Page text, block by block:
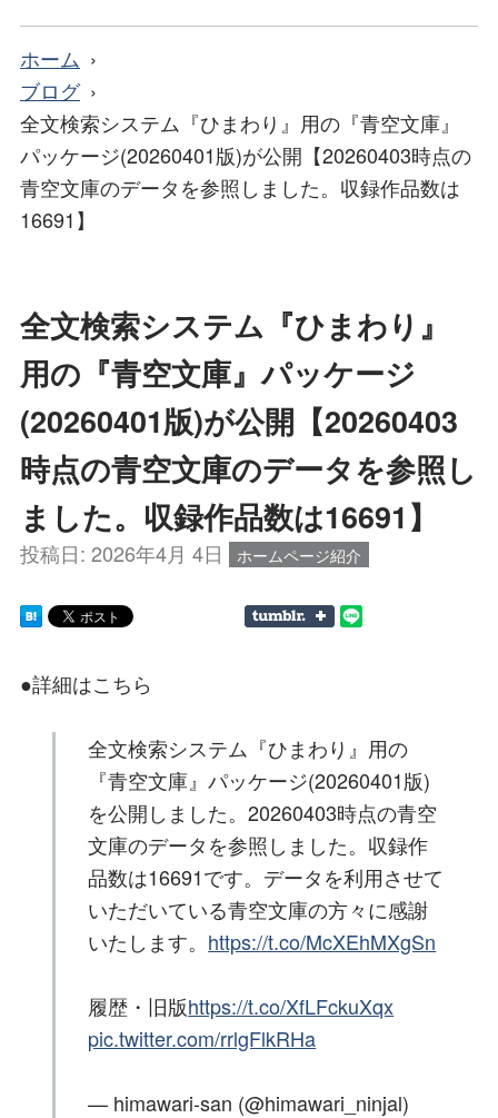
ホーム
ブログ
全文検索システム『ひまわり』用の『青空文庫』
パッケージ(20260401版)が公開【20260403時点の
青空文庫のデータを参照しました。収録作品数は
16691】
全文検索システム『ひまわり』
用の『青空文庫』パッケージ
(20260401版)が公開【20260403
時点の青空文庫のデータを参照し
ました。収録作品数は16691】
投稿日: 2026年4月 4日 ホームページ紹介
●詳細はこちら
全文検索システム『ひまわり』用の
『青空文庫』パッケージ(20260401版)
を公開しました。20260403時点の青空
文庫のデータを参照しました。収録作
品数は16691です。データを利用させて
いただいている青空文庫の方々に感謝
いたします。 https://t.co/McXEhMXgSn
履歴・旧版https://t.co/XfLFckuXqx
pic.twitter.com/rrlgFlkRHa
— himawari-san (@himawari_ninjal)